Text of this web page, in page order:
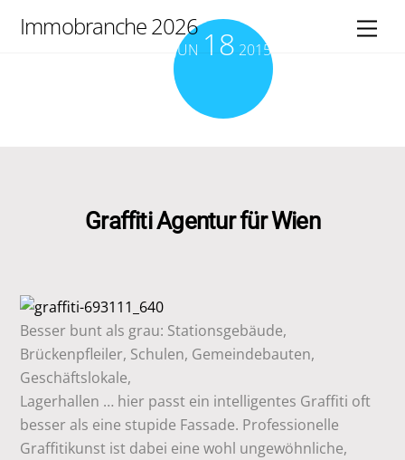
Immobranche 2026
JUN 18 2015
Graffiti Agentur für Wien
Besser bunt als grau: Stationsgebäude,
Brückenpfleiler, Schulen, Gemeindebauten,
Geschäftslokale,
Lagerhallen … hier passt ein intelligentes Graffiti oft
besser als eine stupide Fassade. Professionelle
Graffitikunst ist dabei eine wohl ungewöhnliche,